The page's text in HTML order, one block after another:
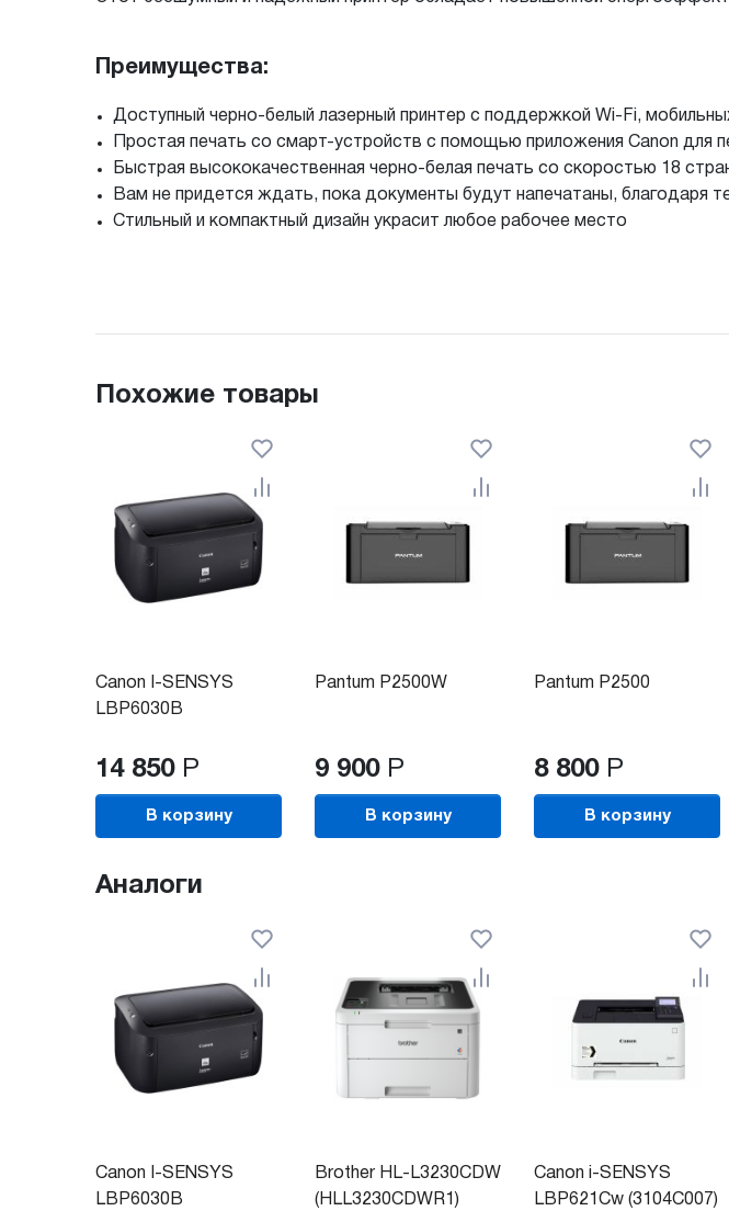
Преимущества:
Доступный черно-белый лазерный принтер с поддержкой Wi-Fi,
Простая печать со смарт-устройств с помощью приложения Canon для
Быстрая высококачественная черно-белая печать со скоростью 18
Вам не придется ждать, пока документы будут напечатаны, благодаря
Стильный и компактный дизайн украсит любое рабочее место
Похожие товары
Canon I-SENSYS
LBP6030B
14 850 Р
В корзину
Pantum P2500W
9 900 Р
В корзину
Pantum P2500
8 800 Р
В корзину
Аналоги
Canon I-SENSYS
LBP6030B
Brother HL-L3230CDW
(HLL3230CDWR1)
Canon i-SENSYS
LBP621Cw (3104C007)